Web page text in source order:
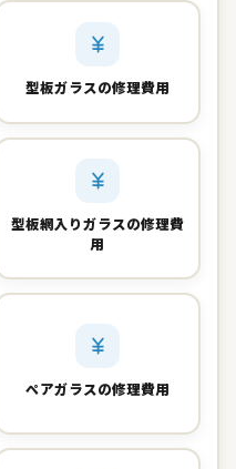
型板ガラスの修理費用
型板網入りガラスの修理費
用
ペアガラスの修理費用